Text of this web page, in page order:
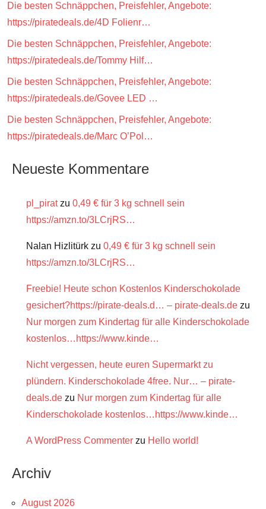
Die besten Schnäppchen, Preisfehler, Angebote:
https://piratedeals.de/4D Folienr…
Die besten Schnäppchen, Preisfehler, Angebote:
https://piratedeals.de/Tommy Hilf…
Die besten Schnäppchen, Preisfehler, Angebote:
https://piratedeals.de/Govee LED …
Die besten Schnäppchen, Preisfehler, Angebote:
https://piratedeals.de/Marc O’Pol…
Neueste Kommentare
pl_piratzu 0,49 € für 3 kg schnell sein
https://amzn.to/3LCrjRS…
Nalan Hizlitürk zu 0,49 € für 3 kg schnell sein
https://amzn.to/3LCrjRS…
Freebie! Heute schon Kostenlos Kinderschokolade
gesichert?https://pirate-deals.d… – pirate-deals.de zu
Nur morgen zum Kindertag für alle Kinderschokolade
kostenlos…https://www.kinde…
Nicht vergessen, heute euren Supermarkt zu
plündern. Kinderschokolade 4free. Nur… – pirate-
deals.de zu Nur morgen zum Kindertag für alle
Kinderschokolade kostenlos…https://www.kinde…
A WordPress Commenter zu Hello world!
Archiv
August 2026